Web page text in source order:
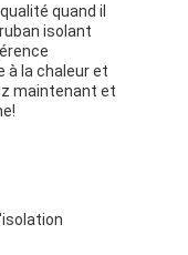
quand il
isolant
à la chaleur et
maintenant et